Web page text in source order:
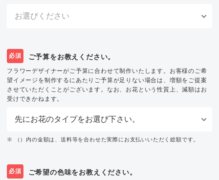
必須 ご予算をお教えください。
フラワーデザイナーがご予算に合わせて制作いたします。お客様のご希
望イメージを制作するにあたりご予算が足りない場合は、増額をご提案
させていただくことがございます。なお、お花という性質上、減額はお
受けできかねます。
※ （）内の金額は、送料等を合わせた実際にお支払いいただく総額です。
必須 ご希望の色味をお教えください。